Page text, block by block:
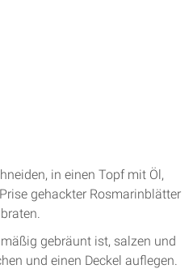
in einen Topf mit Öl,
gehackter Rosmarinblätter
gebräunt ist, salzen und
und einen Deckel auflegen.